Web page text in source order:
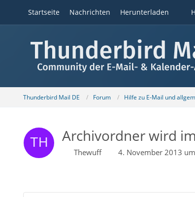
Startseite Nachrichten Herunterladen
Thunderbird Mail DE Forum Hilfe zu E-Mail und
Archivordner wird
Thewuff 4. November 2013